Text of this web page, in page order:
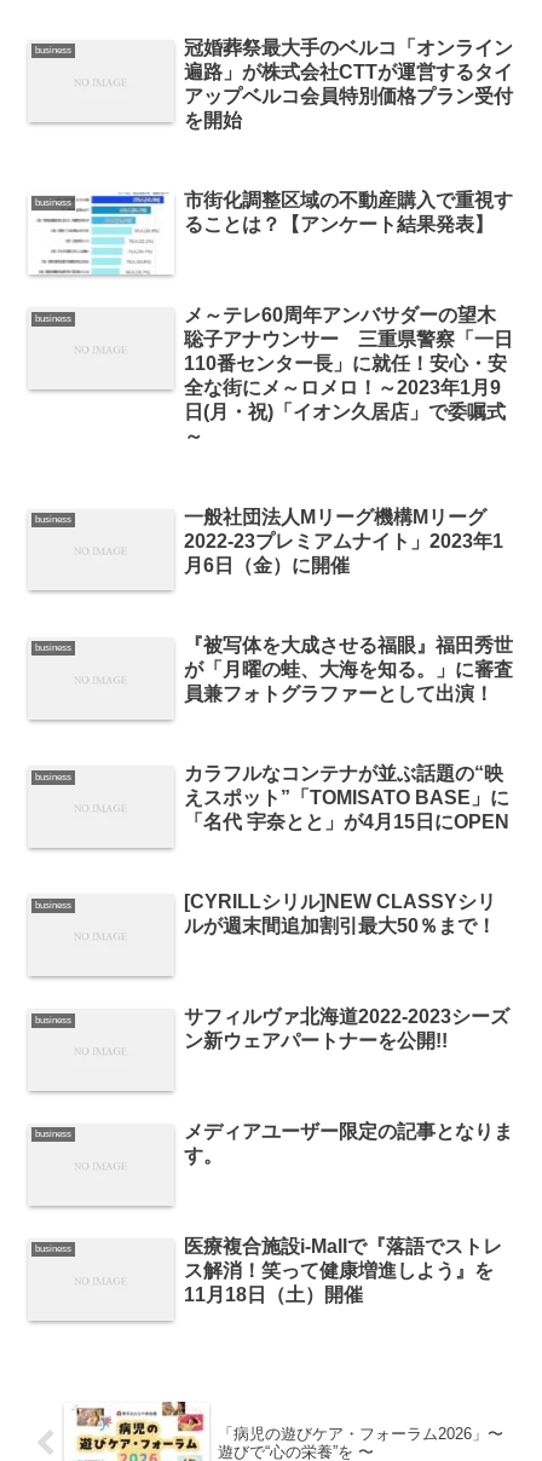
business
冠婚葬祭最大手のベルコ「オンライン
遍路」が株式会社CTTが運営するタイ
アップベルコ会員特別価格プラン受付
を開始
business
市街化調整区域の不動産購入で重視す
ることは？【アンケート結果発表】
business
メ～テレ60周年アンバサダーの望木
聡子アナウンサー 三重県警察「一日
110番センター長」に就任！安心・安
全な街にメ～ロメロ！～2023年1月9
日(月・祝)「イオン久居店」で委嘱式
～
business
一般社団法人Mリーグ機構Mリーグ
2022-23プレミアムナイト」2023年1
月6日（金）に開催
business
『被写体を大成させる福眼』福田秀世
が「月曜の蛙、大海を知る。」に審査
員兼フォトグラファーとして出演！
business
カラフルなコンテナが並ぶ話題の“映
えスポット”「TOMISATO BASE」に
「名代 宇奈とと」が4月15日にOPEN
business
[CYRILLシリル]NEW CLASSYシリ
ルが週末間追加割引最大50％まで！
business
サフィルヴァ北海道2022-2023シーズ
ン新ウェアパートナーを公開!!
business
メディアユーザー限定の記事となりま
す。
business
医療複合施設i-Mallで『落語でストレ
ス解消！笑って健康増進しよう』を
11月18日（土）開催
「病児の遊びケア・フォーラム2026」〜
遊びで“心の栄養”を 〜